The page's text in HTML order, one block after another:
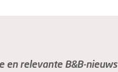
en relevante B&B-